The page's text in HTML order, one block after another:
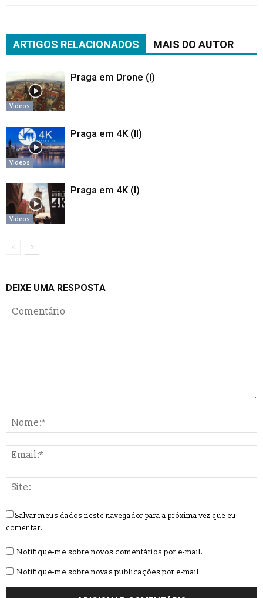
ARTIGOS RELACIONADOS MAIS DO AUTOR
Videos
Praga em Drone (I)
Videos
Praga em 4K (II)
Videos
Praga em 4K (I)
DEIXE UMA RESPOSTA
Salvar meus dados neste navegador para a próxima vez que eu
comentar.
Notifique-me sobre novos comentários por e-mail.
Notifique-me sobre novas publicações por e-mail.